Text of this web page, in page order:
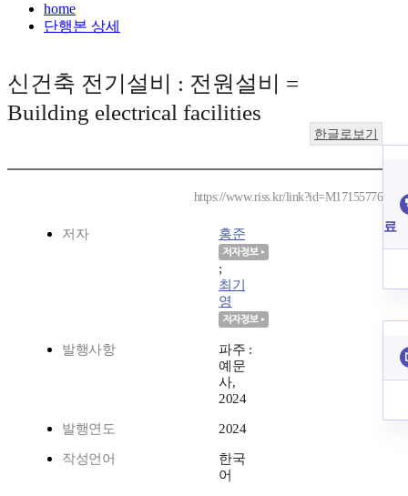
home
단행본 상세
신건축 전기설비 : 전원설비 =
Building electrical facilities
한글로보기
https://www.riss.kr/link?id=M17155776
저자 홍준
;
최기
영
발행사항
파주 :
예문
사,
2024
발행연도 2024
작성언어
한국
어
료